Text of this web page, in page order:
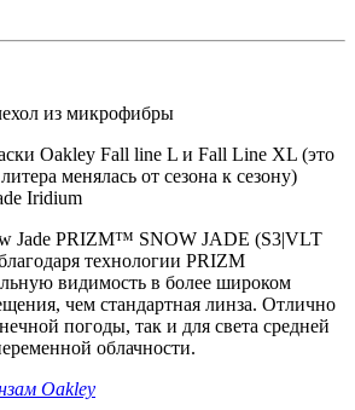
из микрофибры
Oakley Fall line L и Fall Line XL (это
менялась от сезона к сезону)
Iridium
PRIZM™ SNOW JADE (S3|VLT
технологии PRIZM
видимость в более широком
чем стандартная линза. Отлично
погоды, так и для света средней
облачности.
Oakley